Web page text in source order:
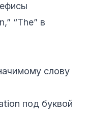
“The” в
слову
под буквой